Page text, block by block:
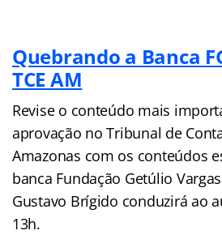
Quebrando a Banca
TCE AM
Revise o conteúdo mais
aprovação no Tribunal de
Amazonas com os conteúdos
banca Fundação Getúlio
Gustavo Brígido conduzirá ao
13h.